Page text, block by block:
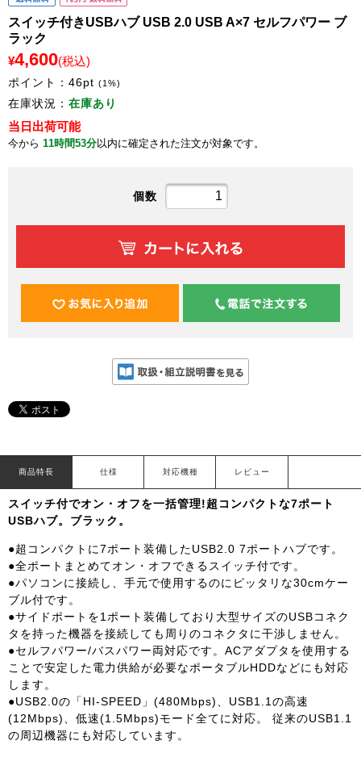
スイッチ付きUSBハブ USB 2.0 USB A×7 セルフパワー ブ
ラック
¥4,600(税込)
ポイント： 46pt (1%)
在庫状況： 在庫あり
当日出荷可能
今から 11時間53分以内に確定された注文が対象です。
個数
商品特長 仕様 対応機種 レビュー
スイッチ付でオン・オフを一括管理!超コンパクトな7ポート
USBハブ。ブラック。
●超コンパクトに7ポート装備したUSB2.0 7ポートハブです。
●全ポートまとめてオン・オフできるスイッチ付です。
●パソコンに接続し、手元で使用するのにピッタリな30cmケー
ブル付です。
●サイドポートを1ポート装備しており大型サイズのUSBコネク
タを持った機器を接続しても周りのコネクタに干渉しません。
●セルフパワー/バスパワー両対応です。ACアダプタを使用する
ことで安定した電力供給が必要なポータブルHDDなどにも対応
します。
●USB2.0の「HI-SPEED」(480Mbps)、USB1.1の高速
(12Mbps)、低速(1.5Mbps)モード全てに対応。 従来のUSB1.1
の周辺機器にも対応しています。